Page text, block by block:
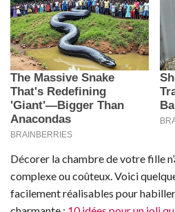
Décorer la chambre de votre fille
complexe ou coûteux. Voici
facilement réalisables pour